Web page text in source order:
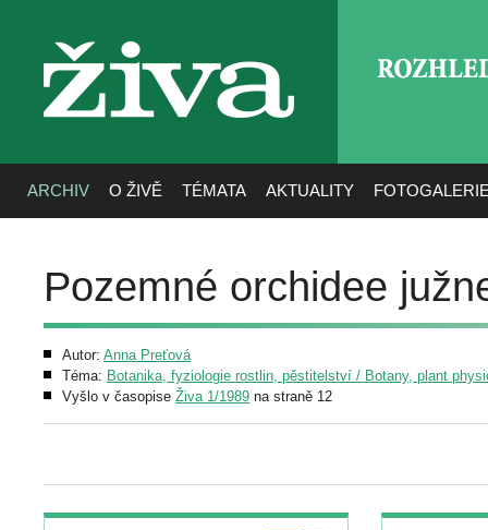
živa
ARCHIV O ŽIVĚ TÉMATA AKTUALITY
Pozemné orchidee
Autor: Anna Preťová
Téma: Botanika, fyziologie rostlin, pěstitelství / Botany, plant
Vyšlo v časopise Živa 1/1989 na straně 12